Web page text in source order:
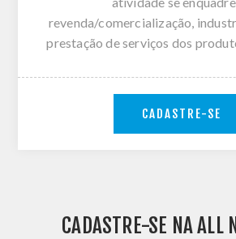
revenda/comercialização,
prestação de serviços dos
CADASTRE-SE
CADASTRE-SE NA ALL